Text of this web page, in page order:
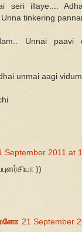
seri illaye....
tinkering
Unnai paavi
unmai aagi
September 2011 at
))
மனோ 21 September